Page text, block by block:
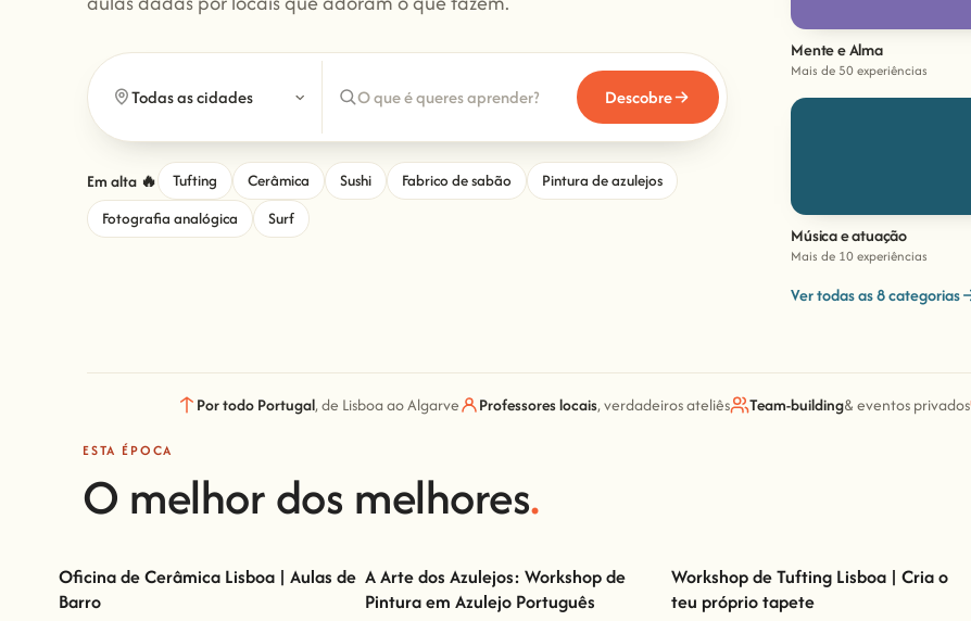
Descobre
Em alta 🔥 Tufting Cerâmica Sushi Fabrico de sabão
Pintura de azulejos
Fotografia analógica
Surf
Mente e Alma
Mais de 50 experiências
Música e atuação
Mais de 10 experiências
Ver todas as 8 categorias
Por todo Portugal, de Lisboa ao Algarve Professores locais, verdadeiros ateliês Team-building& eventos privados
ESTA ÉPOCA
O melhor dos melhores.
Oficina de Cerâmica Lisboa | Aulas de Barro
Oficina de Cerâmica Lisboa | Aulas de
Barro
A Arte dos Azulejos: Workshop de Pintura em
A Arte dos Azulejos: Workshop de
Pintura em Azulejo Português
Workshop de Tufting Lisboa | Cria o teu
Workshop de Tufting Lisboa | Cria o
teu próprio tapete